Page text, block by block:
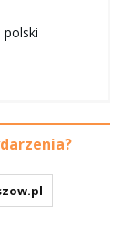
polski